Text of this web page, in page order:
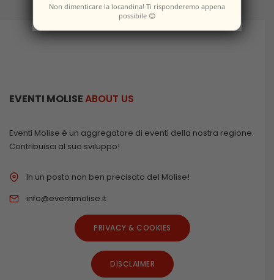
EVENTI MOLISEABOUT US
Eventi Molise è un aggregatore di eventi della nostra regione.
Contribuisci al suo sviluppo!
In un posto non ben precisato del Molise!
info@eventimolise.it
PRIVACY & COOKIES
DISCLAIMER
Non dimenticare la locandina! Ti risponderemo appena
possibile 😊